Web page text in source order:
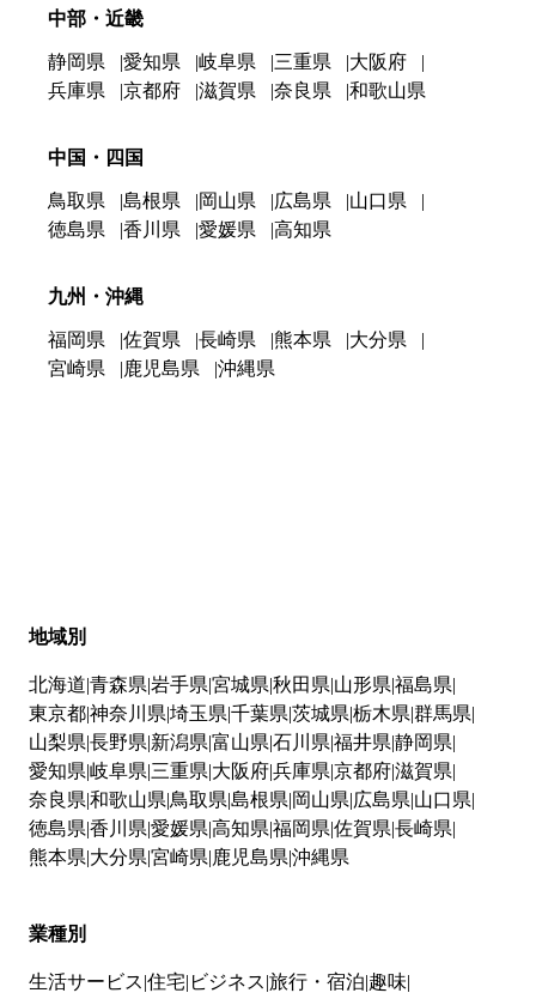
中部・近畿
静岡県 愛知県 岐阜県 三重県
大阪府
兵庫県
京都府 滋賀県 奈良県 和歌山県
中国・四国
鳥取県 島根県 岡山県 広島県
山口県
徳島県
香川県 愛媛県 高知県
九州・沖縄
福岡県 佐賀県 長崎県 熊本県
大分県
宮崎県
鹿児島県 沖縄県
地域別
北海道 青森県 岩手県 宮城県 秋田県 山形県 福島県
東京都神奈川県 埼玉県 千葉県 茨城県 栃木県 群馬県
山梨県 長野県 新潟県 富山県 石川県 福井県 静岡県
愛知県 岐阜県 三重県 大阪府兵庫県 京都府滋賀県
奈良県 和歌山県 鳥取県 島根県 岡山県 広島県 山口県
徳島県 香川県 愛媛県 高知県 福岡県 佐賀県 長崎県
熊本県 大分県 宮崎県 鹿児島県 沖縄県
業種別
生活サービス 住宅 ビジネス 旅行・宿泊 趣味